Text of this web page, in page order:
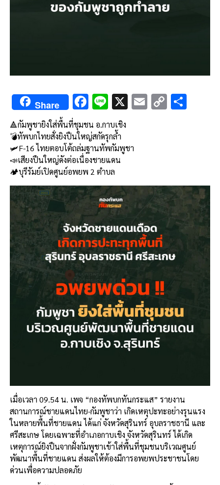
Share F
e
b
o
o
k
Li
e
X E C
🔺กัมพูชายิงใส่พื้นที่ชุมชน อ.กาบเชิง
💣ทัพบกไทยสั่งยิงปืนใหญ่สกัดรุกล้ำ
🛩️F-16 ไทยตอบโต้ถล่มฐานทัพกัมพูชา
📣เสียงปืนใหญ่ดังต่อเนื่องชายแดน
🏕️บุรีรัมย์เปิดศูนย์อพยพ 2 ตำบล
เมื่อเวลา 09.54 น. เพจ “กองทัพบกทันกระแส” รายงาน
สถานการณ์ชายแดนไทย-กัมพูชาว่า เกิดเหตุปะทะอย่างรุนแรง
ในหลายพื้นที่ชายแดน ได้แก่ จังหวัดสุรินทร์ อุบลราชธานี และ
ศรีสะเกษ โดยเฉพาะที่อำเภอกาบเชิง จังหวัดสุรินทร์ ได้เกิด
เหตุการณ์ยิงปืนจากฝั่งกัมพูชาเข้าใส่พื้นที่ชุมชนบริเวณศูนย์
พัฒนาพื้นที่ชายแดน ส่งผลให้ต้องมีการอพยพประชาชนโดย
ด่วนเพื่อความปลอดภัย